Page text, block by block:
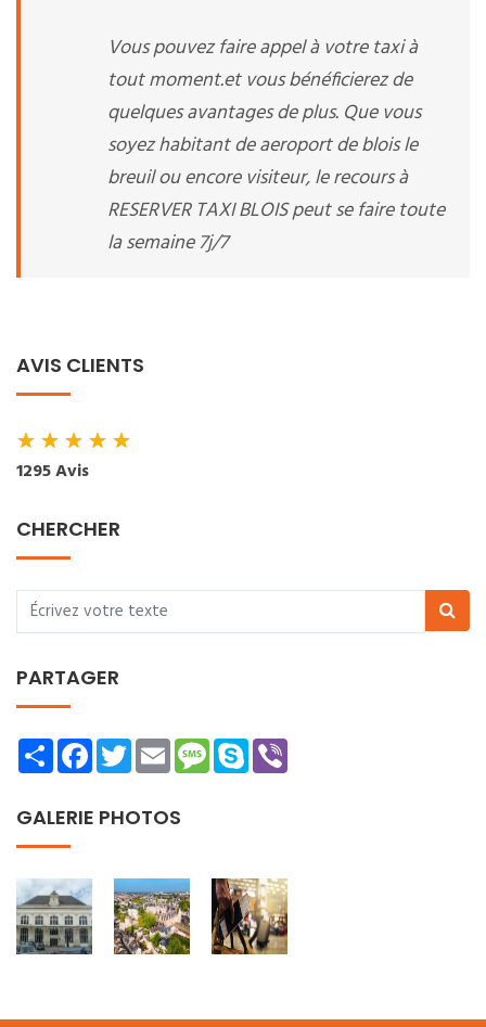
Vous pouvez faire appel à votre taxi à
tout moment.et vous bénéficierez de
quelques avantages de plus. Que vous
soyez habitant de aeroport de blois le
breuil ou encore visiteur, le recours à
RESERVER TAXI BLOIS peut se faire toute
la semaine 7j/7
AVIS CLIENTS
★★★★★
1295 Avis
CHERCHER
PARTAGER
ShareFacebookTwitterEmailMessage
Skype
GALERIE PHOTOS